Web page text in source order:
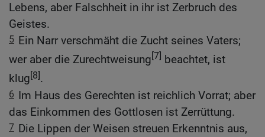
Lebens, aber Falschheit in ihr ist Zerbruch des
Geistes.
5 Ein Narr verschmäht die Zucht seines Vaters;
wer aber die Zurechtweisung[7] beachtet, ist
klug[8].
6 Im Haus des Gerechten ist reichlich Vorrat; aber
das Einkommen des Gottlosen ist Zerrüttung.
7 Die Lippen der Weisen streuen Erkenntnis aus,